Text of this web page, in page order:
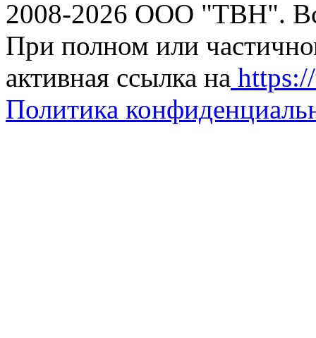
2008-2026 ООО "ТВН".
При полном или
активная ссылка на
Политика